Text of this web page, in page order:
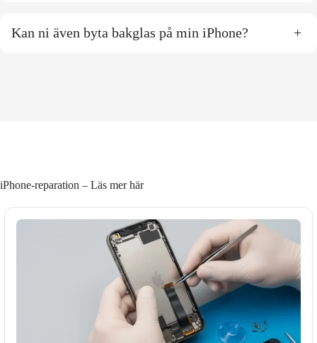
Kan ni även byta bakglas på min iPhone? +
iPhone-reparation – Läs mer här